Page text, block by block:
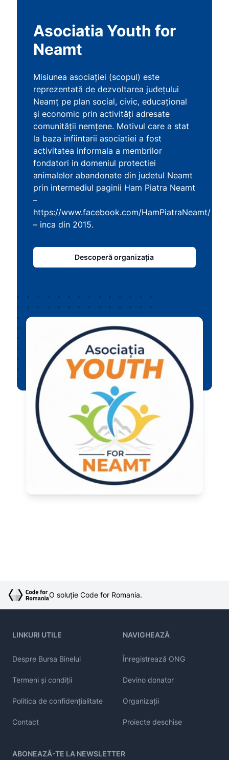
Asociatia Youth for
Neamt
Misiunea asociației (scopul) este
reprezentată de dezvoltarea județului
Neamț pe plan social, civic, educațional
și economic prin activități adresate
comunității nemțene. Motivul care a stat
la baza infiintarii asociatiei a fost
activitatea informala a membrilor
fondatori in domeniul protectiei
animalelor abandonate din judetul Neamt
prin intermediul paginii Ham Piatra Neamt
–
https://www.facebook.com/HamPiatraNeamt/
– inca din 2015.
Descoperă organizația
O soluție Code for Romania.
LINKURI UTILE
Despre Bursa Binelui
Termeni și condiții
Politica de confidențialitate
Contact
NAVIGHEAZĂ
Înregistrează ONG
Devino donator
Organizații
Proiecte deschise
ABONEAZĂ-TE LA NEWSLETTER